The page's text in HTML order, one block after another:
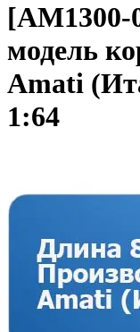
[AM1300-
модель
Amati
1:64